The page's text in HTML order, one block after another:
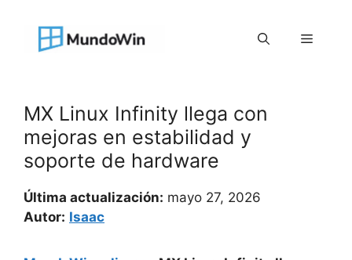
contenido
Menú
MX Linux Infinity llega con
mejoras en estabilidad y
soporte de hardware
Última actualización: mayo 27, 2026
Autor: Isaac